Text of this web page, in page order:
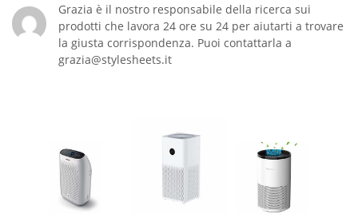
Grazia è il nostro responsabile della ricerca sui
prodotti che lavora 24 ore su 24 per aiutarti a trovare
la giusta corrispondenza. Puoi contattarla a
grazia@stylesheets.it